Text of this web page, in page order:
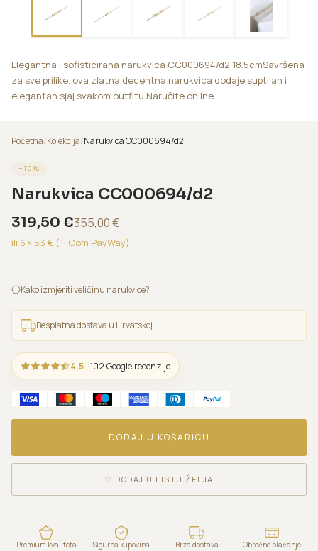
Elegantna i sofisticirana narukvica CC000694/d2 18.5cmSavršena
za sve prilike, ova zlatna decentna narukvica dodaje suptilan i
elegantan sjaj svakom outfitu.Naručite online
Početna/Kolekcija/Narukvica CC000694/d2
− 10 %
Narukvica CC000694/d2
319,50 €355,00€
ili 6 × 53 € (T-Com PayWay)
Kako izmjeriti veličinu narukvice?
Besplatna dostava u Hrvatskoj
4,5 · 102 Google recenzije
DODAJ U KOŠARICU
♡ DODAJ U LISTU ŽELJA
Premium kvaliteta Sigurna kupovina Brza dostava Obročno plaćanje